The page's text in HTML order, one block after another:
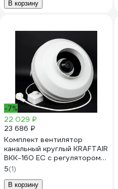
В корзину
-7%
22 029 ₽
23 686 ₽
Комплект вентилятор
канальный круглый KRAFTAIR
ВКК-160 EC с регулятором
скорости
ВКК-160EC+регулятор,вилка
5(1)
В корзину